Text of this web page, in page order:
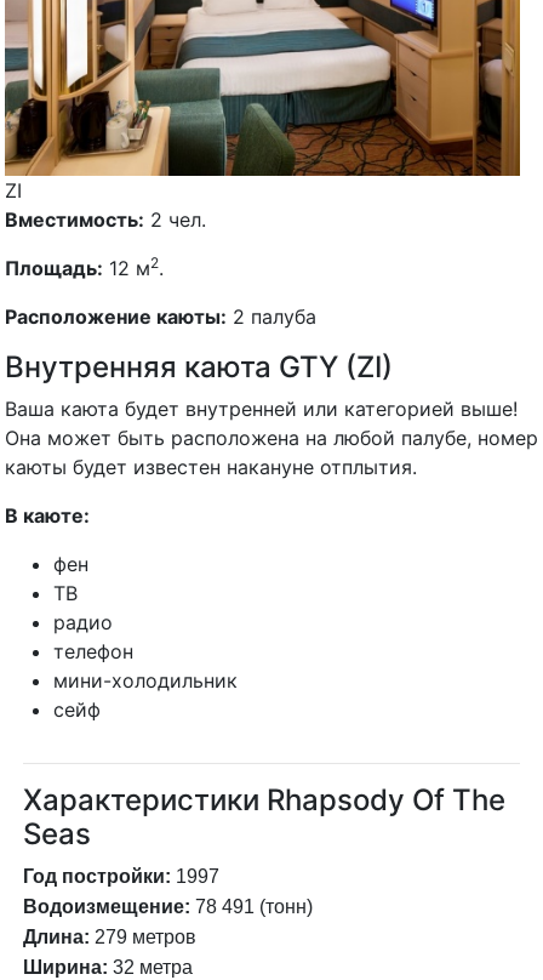
ZI
Вместимость: 2 чел.
Площадь: 12 м2.
Расположение каюты: 2 палуба
Внутренняя каюта GTY (ZI)
Ваша каюта будет внутренней или категорией выше!
Она может быть расположена на любой палубе, номер
каюты будет известен накануне отплытия.
В каюте:
фен
ТВ
радио
телефон
мини-холодильник
сейф
Характеристики Rhapsody Of The
Seas
Год постройки: 1997
Водоизмещение: 78 491 (тонн)
Длина: 279 метров
Ширина: 32 метра